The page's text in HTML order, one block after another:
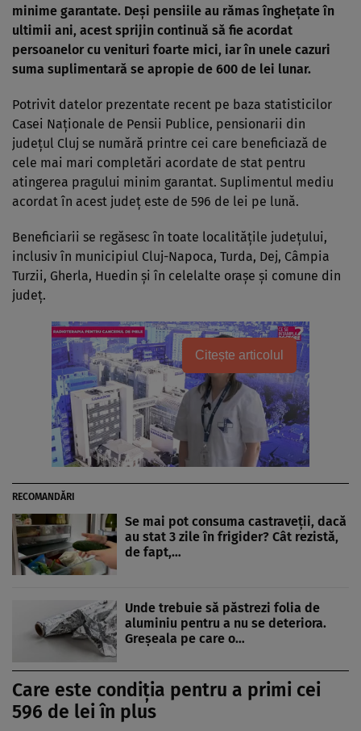
minime garantate. Deși pensiile au rămas înghețate în
ultimii ani, acest sprijin continuă să fie acordat
persoanelor cu venituri foarte mici, iar în unele cazuri
suma suplimentară se apropie de 600 de lei lunar.
Potrivit datelor prezentate recent pe baza statisticilor
Casei Naționale de Pensii Publice, pensionarii din
județul Cluj se numără printre cei care beneficiază de
cele mai mari completări acordate de stat pentru
atingerea pragului minim garantat. Suplimentul mediu
acordat în acest județ este de 596 de lei pe lună.
Beneficiarii se regăsesc în toate localitățile județului,
inclusiv în municipiul Cluj-Napoca, Turda, Dej, Câmpia
Turzii, Gherla, Huedin și în celelalte orașe și comune din
județ.
Citește articolul
RECOMANDĂRI
Se mai pot consuma castraveții, dacă
au stat 3 zile în frigider? Cât rezistă,
de fapt,…
Unde trebuie să păstrezi folia de
aluminiu pentru a nu se deteriora.
Greșeala pe care o…
Care este condiția pentru a primi cei
596 de lei în plus